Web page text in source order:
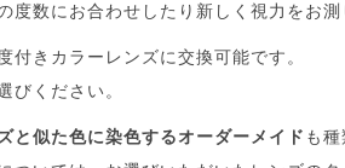
度数にお合わせしたり新しく視力をお
きカラーレンズに交換可能です。
びください。
と似た色に染色するオーダーメイド も